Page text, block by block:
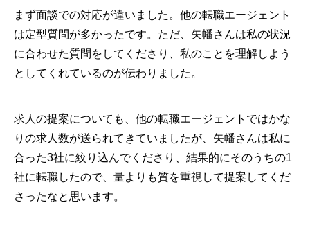
まず面談での対応が違いました。他の転職エージェント
は定型質問が多かったです。ただ、矢幡さんは私の状況
に合わせた質問をしてくださり、私のことを理解しよう
としてくれているのが伝わりました。
求人の提案についても、他の転職エージェントではかな
りの求人数が送られてきていましたが、矢幡さんは私に
合った3社に絞り込んでくださり、結果的にそのうちの1
社に転職したので、量よりも質を重視して提案してくだ
さったなと思います。